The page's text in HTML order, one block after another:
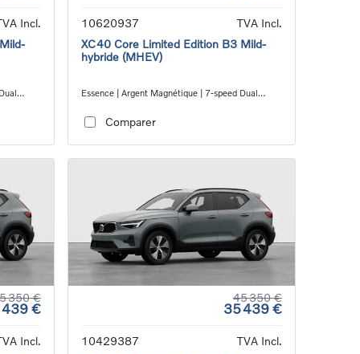
Incl.
10620937
TVA Incl.
XC40 Core Limited Edition B3 Mild-
hybride (MHEV)
Essence | Argent Magnétique | 7-speed Dual
Comparer
350 €
439 €
Incl.
45 350 €
35 439 €
10429387
TVA Incl.